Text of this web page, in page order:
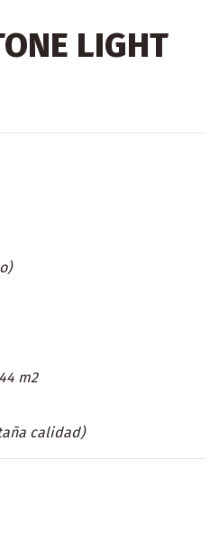
LIGHT
m2
calidad)